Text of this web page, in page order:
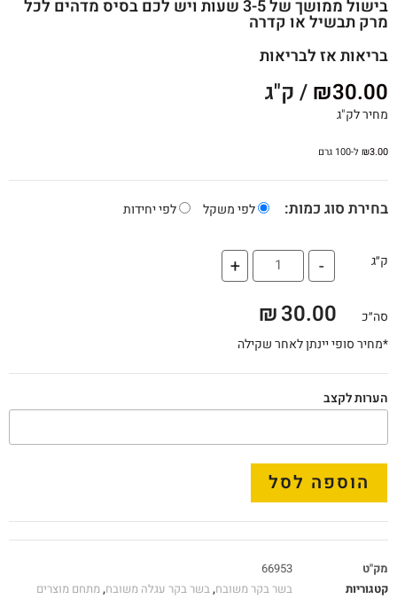
בישול ממושך של 3-5 שעות ויש לכם בסיס מדהים לכל
מרק תבשיל או קדרה
בריאות אז לבריאות
₪30.00 / ק"ג
מחיר לק"ג
₪3.00 ל-100 גרם
בחירת סוג כמות: לפי משקל לפי יחידות
ק״ג -
+
סה״כ 30.00
₪
*מחיר סופי יינתן לאחר שקילה
הערות לקצב
הוספה לסל
מק"ט
66953
קטגוריות
בשר בקר משובח,בשר בקר עגלה משובח,מתחם מוצרים